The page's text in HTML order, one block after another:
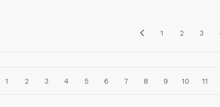
1 2 3
1 2 3 4 5 6 7 8 9 10 11